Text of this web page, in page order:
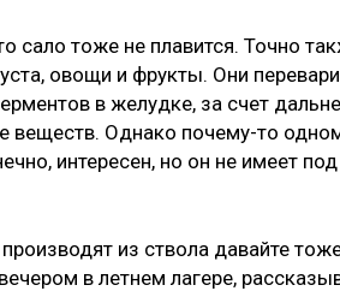
сало тоже не плавится. Точно
овощи и фрукты. Они
в желудке, за счет
веществ. Однако почему-то
интересен, но он не имеет
из ствола давайте
в летнем лагере,